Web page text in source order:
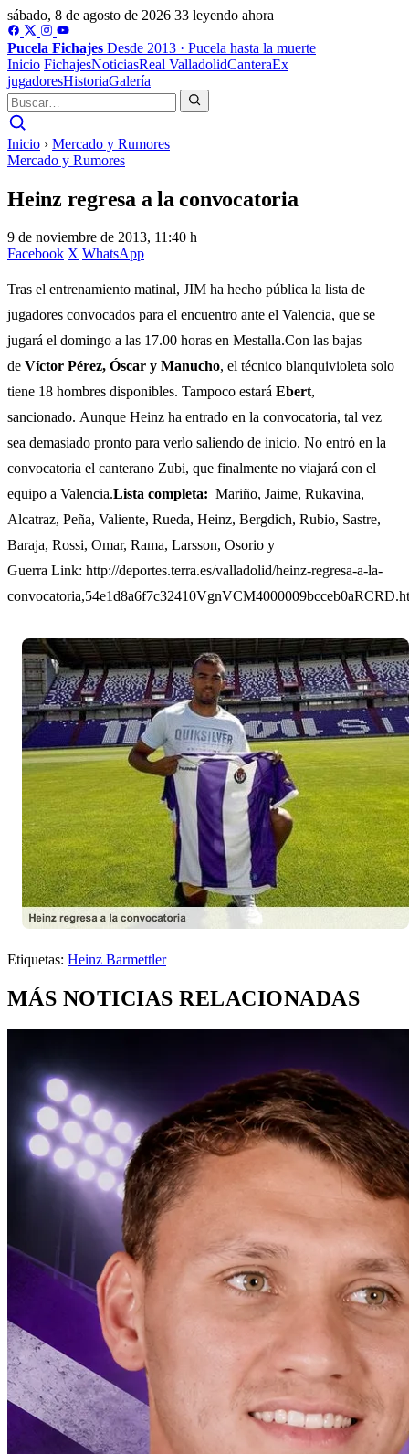
sábado, 8 de agosto de 2026 33 leyendo ahora
Pucela Fichajes Desde 2013 · Pucela hasta la muerte
Inicio FichajesNoticiasReal ValladolidCanteraEx
jugadoresHistoriaGalería
Inicio › Mercado y Rumores
Mercado y Rumores
Heinz regresa a la convocatoria
9 de noviembre de 2013, 11:40 h
Facebook X WhatsApp
Tras el entrenamiento matinal, JIM ha hecho pública la lista de
jugadores convocados para el encuentro ante el Valencia, que se
jugará el domingo a las 17.00 horas en Mestalla.Con las bajas
de Víctor Pérez, Óscar y Manucho, el técnico blanquivioleta solo
tiene 18 hombres disponibles. Tampoco estará Ebert,
sancionado. Aunque Heinz ha entrado en la convocatoria, tal vez
sea demasiado pronto para verlo saliendo de inicio. No entró en la
convocatoria el canterano Zubi, que finalmente no viajará con el
equipo a Valencia.Lista completa: Mariño, Jaime, Rukavina,
Alcatraz, Peña, Valiente, Rueda, Heinz, Bergdich, Rubio, Sastre,
Baraja, Rossi, Omar, Rama, Larsson, Osorio y
Guerra Link: http://deportes.terra.es/valladolid/heinz-regresa-a-la-
Etiquetas: Heinz Barmettler
MÁS NOTICIAS RELACIONADAS